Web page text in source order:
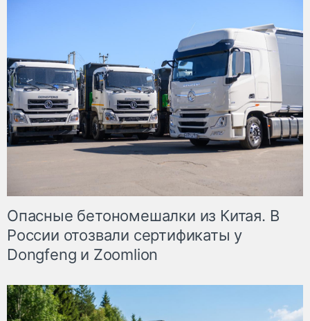
Опасные бетономешалки из Китая. В
России отозвали сертификаты у
Dongfeng и Zoomlion